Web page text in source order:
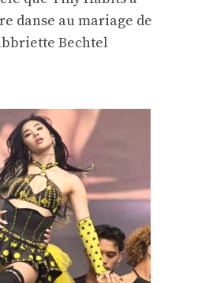
danse au mariage de
Bechtel